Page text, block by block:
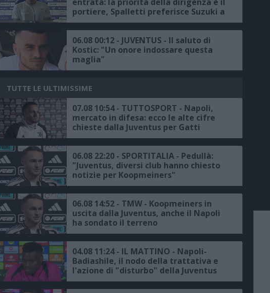
portiere, Spalletti preferisce Suzuki a
Vicario
06.08 00:12 - JUVENTUS - Il saluto di
Kostic: "Un onore indossare questa
maglia"
TUTTE LE ULTIMISSIME
07.08 10:54 - TUTTOSPORT - Napoli,
mercato in difesa: ecco le alte cifre
chieste dalla Juventus per Gatti
06.08 22:20 - SPORTITALIA - Pedullà:
"Juventus, diversi club hanno chiesto
notizie per Koopmeiners"
06.08 14:52 - TMW - Koopmeiners in
uscita dalla Juventus, anche il Napoli
ha sondato il terreno
04.08 11:24 - IL MATTINO - Napoli-
Badiashile, il nodo della trattativa e
l'azione di "disturbo" della Juventus